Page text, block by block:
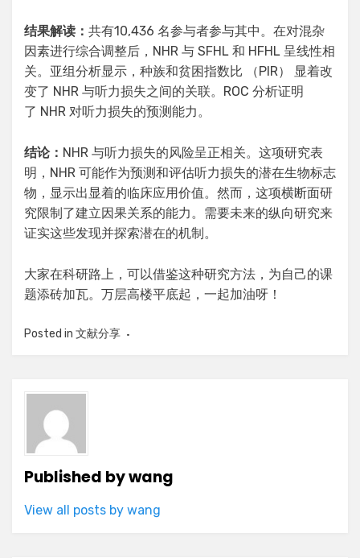
结果解读 ： 共有10,436 名参与者参与其中。在对混杂
因素进行综合调整后，NHR 与 SFHL 和 HFHL 呈线性相
关。亚组分析显示，种族和贫困指数比 （PIR） 显着改
变了 NHR 与听力损失之间的关联。ROC 分析证明
了 NHR 对听力损失的预测能力。
结论： NHR 与听力损失的风险呈正相关。这项研究表
明，NHR 可能作为预测和评估听力损失的潜在生物标志
物，显示出显着的临床应用价值。然而，这项横断面研
究限制了建立因果关系的能力。需要未来的纵向研究来
证实这些发现并探索潜在的机制。
大家在科研路上，可以借鉴这种研究方法，为自己的课
题添砖加瓦。万层高楼平底起，一起加油呀！
Posted in 文献分享
Published bywang
View all posts by wang